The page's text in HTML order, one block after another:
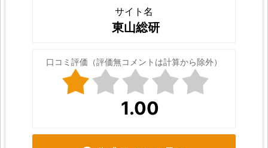
サイト名
東山総研
口コミ評価（評価無コメントは計算から除外）
1.00